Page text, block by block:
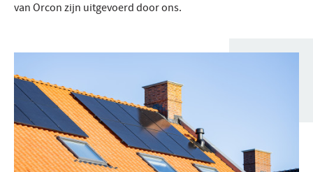
van Orcon zijn uitgevoerd door ons.